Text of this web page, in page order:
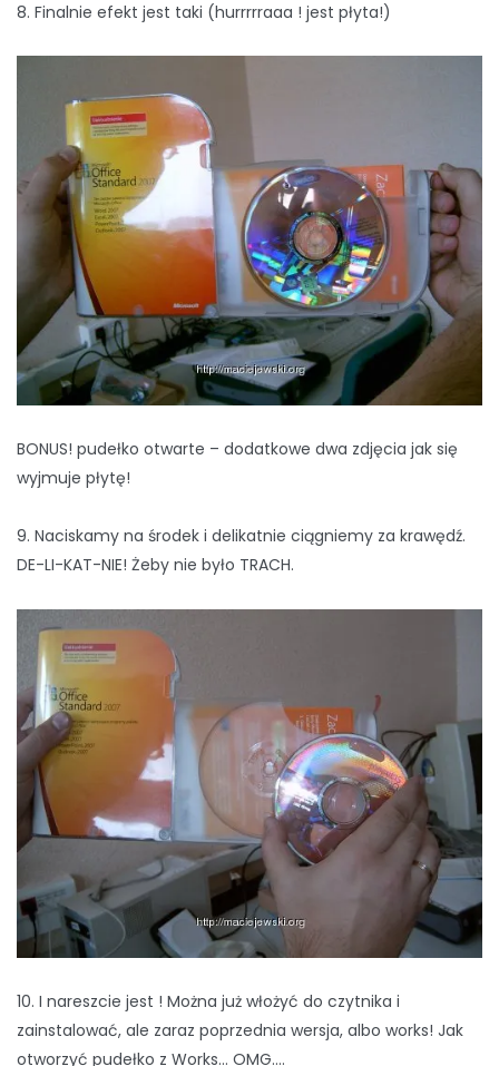
8. Finalnie efekt jest taki (hurrrrraaa ! jest płyta!)
BONUS! pudełko otwarte – dodatkowe dwa zdjęcia jak się
wyjmuje płytę!
9. Naciskamy na środek i delikatnie ciągniemy za krawędź.
DE-LI-KAT-NIE! Żeby nie było TRACH.
10. I nareszcie jest ! Można już włożyć do czytnika i
zainstalować, ale zaraz poprzednia wersja, albo works! Jak
otworzyć pudełko z Works… OMG….